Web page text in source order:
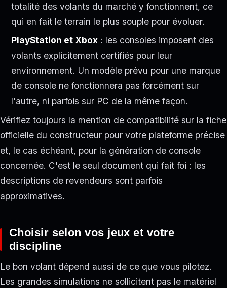
totalité des volants du marché y fonctionnent, ce
qui en fait le terrain le plus souple pour évoluer.
PlayStation et Xbox : les consoles imposent des
volants explicitement certifiés pour leur
environnement. Un modèle prévu pour une marque
de console ne fonctionnera pas forcément sur
l'autre, ni parfois sur PC de la même façon.
Vérifiez toujours la mention de compatibilité sur la fiche
officielle du constructeur pour votre plateforme précise
et, le cas échéant, pour la génération de console
concernée. C'est le seul document qui fait foi : les
descriptions de revendeurs sont parfois
approximatives.
Choisir selon vos jeux et votre
discipline
Le bon volant dépend aussi de ce que vous pilotez.
Les grandes simulations ne sollicitent pas le matériel